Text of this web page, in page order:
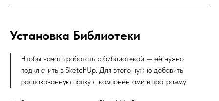
Установка Библиотеки
Чтобы начать работать с библиотекой — её нужно
подключить в SketchUp. Для этого нужно добавить
распакованную папку с компонентами в программу.